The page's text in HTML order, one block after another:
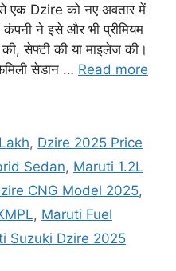
एक Dzire को नए अवतार में
ने इसे और भी प्रीमियम
सेफ्टी की या माइलेज की।
सेडान … Read more
, Dzire 2025 Price
Sedan, Maruti 1.2L
CNG Model 2025,
, Maruti Fuel
Suzuki Dzire 2025